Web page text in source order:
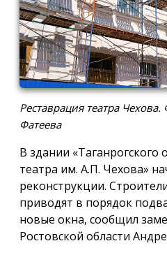
Реставрация театра
Фатеева
В здании «Таганрогского
театра им. А.П. Чехова»
реконструкции.
приводят в порядок
новые окна, сообщил
Ростовской области